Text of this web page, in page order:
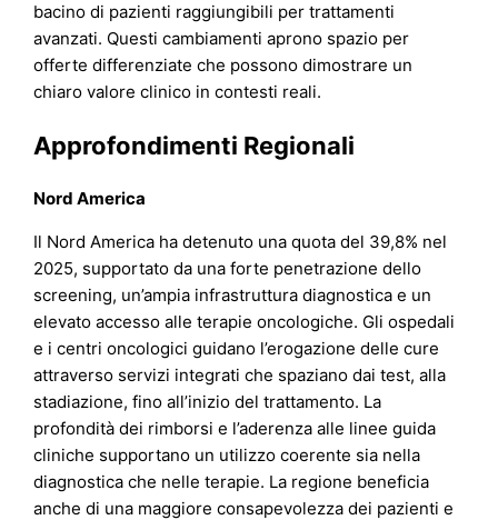
bacino di pazienti raggiungibili per trattamenti
avanzati. Questi cambiamenti aprono spazio per
offerte differenziate che possono dimostrare un
chiaro valore clinico in contesti reali.
Approfondimenti Regionali
Nord America
Il Nord America ha detenuto una quota del 39,8% nel
2025, supportato da una forte penetrazione dello
screening, un’ampia infrastruttura diagnostica e un
elevato accesso alle terapie oncologiche. Gli ospedali
e i centri oncologici guidano l’erogazione delle cure
attraverso servizi integrati che spaziano dai test, alla
stadiazione, fino all’inizio del trattamento. La
profondità dei rimborsi e l’aderenza alle linee guida
cliniche supportano un utilizzo coerente sia nella
diagnostica che nelle terapie. La regione beneficia
anche di una maggiore consapevolezza dei pazienti e